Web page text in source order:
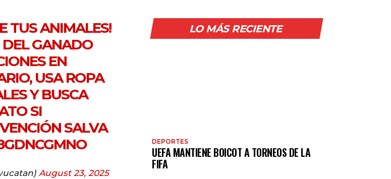
TUS ANIMALES!
DEL GANADO
EN
USA ROPA
Y BUSCA
SI
SALVA
August 23, 2025
LO MÁS RECIENTE
DEPORTES
UEFA MANTIENE BOICOT A TORNEOS DE LA
FIFA